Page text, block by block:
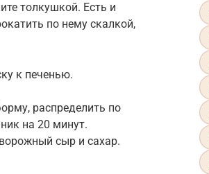
толкушкой. Есть и
по нему скалкой,
к печенью.
распределить по
на 20 минут.
сыр и сахар.